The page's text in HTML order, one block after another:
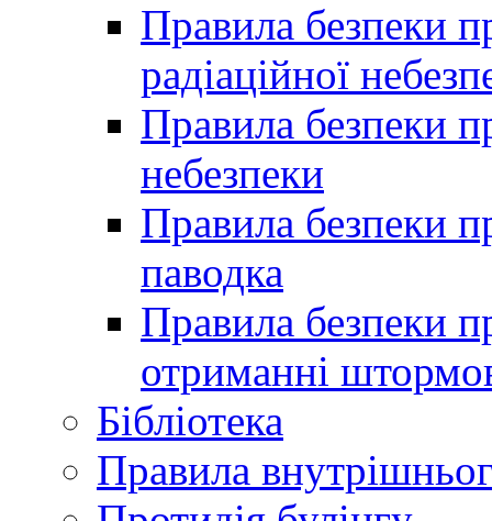
Правила безпеки
радіаційної
Правила безпеки
небезпеки
Правила безпеки
паводка
Правила безпеки
отриманні
Бібліотека
Правила